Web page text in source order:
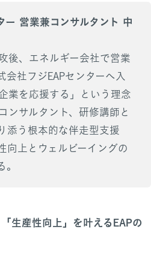
ー 営業兼コンサルタント 中
後、エネルギー会社で営業
会社フジEAPセンターへ入
業を応援する」という理念
ンサルタント、研修講師と
添う根本的な伴走型支援
向上とウェルビーイングの
生産性向上」を叶えるEAPの